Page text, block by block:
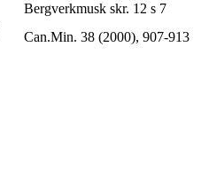
Bergverkmusk skr. 12 s 7
Can.Min. 38 (2000), 907-913